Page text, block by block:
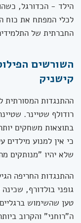
הילד - הכדורגל,
לכלי המפתח את כוח
החברתית של
השורשים
קישניק
ההתנגדות המסורתית
רודולף שטיינר.
בתוצאות משחקים
כי אין למנוע מילדים
שלא יהיו "מנותקים
ההתנגדות החריפה
גופני בולדורף,
טען שהשימוש
ה"רוחני" והקרוב